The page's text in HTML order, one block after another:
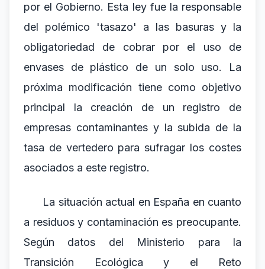
por el Gobierno. Esta ley fue la responsable
del polémico 'tasazo' a las basuras y la
obligatoriedad de cobrar por el uso de
envases de plástico de un solo uso. La
próxima modificación tiene como objetivo
principal la creación de un registro de
empresas contaminantes y la subida de la
tasa de vertedero para sufragar los costes
asociados a este registro.
La situación actual en España en cuanto
a residuos y contaminación es preocupante.
Según datos del Ministerio para la
Transición Ecológica y el Reto